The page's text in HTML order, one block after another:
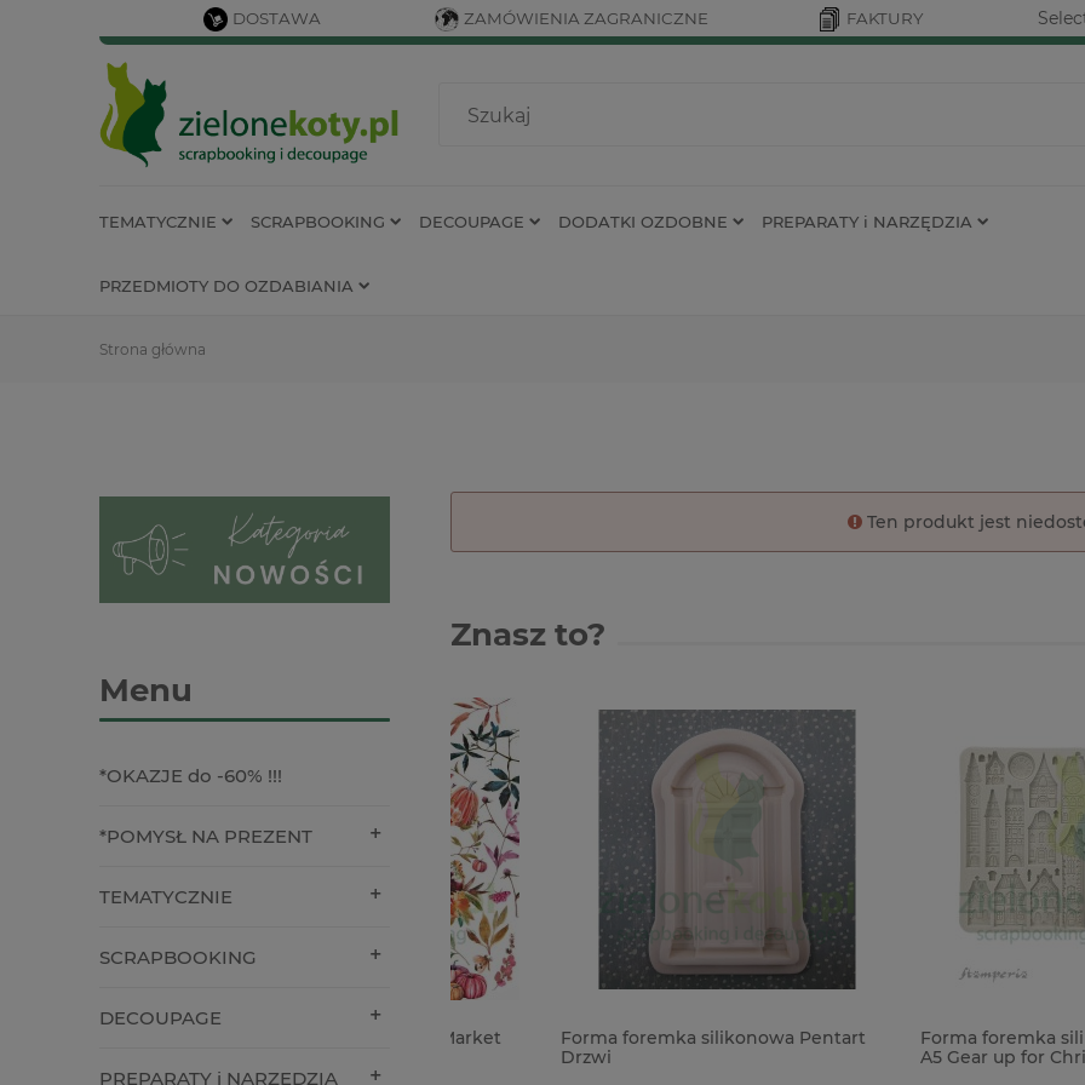
DOSTAWA ZAMÓWIENIA ZAGRANICZNE FAKTURY
TEMATYCZNIE SCRAPBOOKING DECOUPAGE DODATKI OZDOBNE PREPARATY i NARZĘDZIA
PRZEDMIOTY DO OZDABIANIA
Strona główna
Menu
*OKAZJE do -60% !!!
*POMYSŁ NA PREZENT
TEMATYCZNIE
SCRAPBOOKING
DECOUPAGE
PREPARATY i NARZĘDZIA
Ten produkt jest
Znasz to?
Forma foremka silikonowa Pentart
Forma foremka silikonowa
A5 Gear up for Christmas